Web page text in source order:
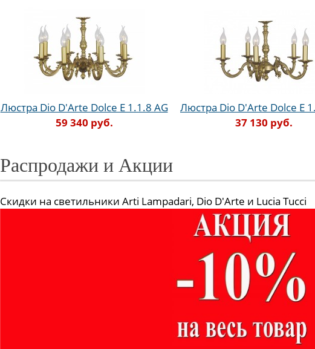
Люстра Dio D'Arte Dolce E 1.1.8 AG
59 340 руб.
Люстра Dio D'Arte Dolce E
37 130 руб.
Распродажи и Акции
Скидки на светильники Arti Lampadari, Dio D'Arte и Lucia Tucci